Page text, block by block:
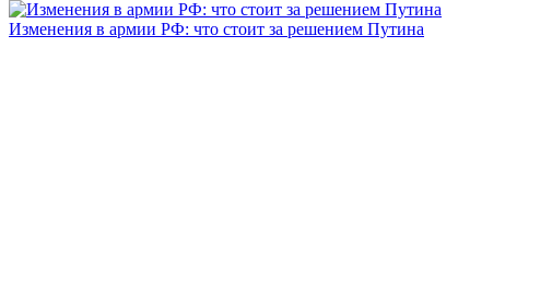
Изменения в армии РФ: что стоит за решением Путина